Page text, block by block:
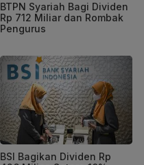
BTPN Syariah Bagi Dividen
Rp 712 Miliar dan Rombak
Pengurus
BSI Bagikan Dividen Rp